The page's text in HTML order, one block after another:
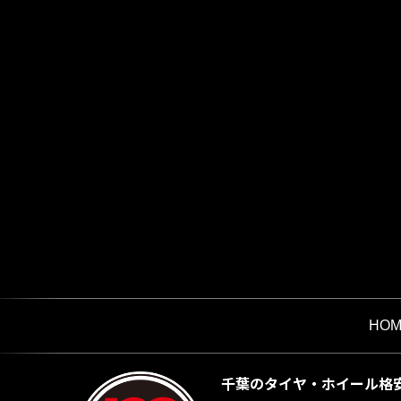
千葉のタイヤ・ホイール格